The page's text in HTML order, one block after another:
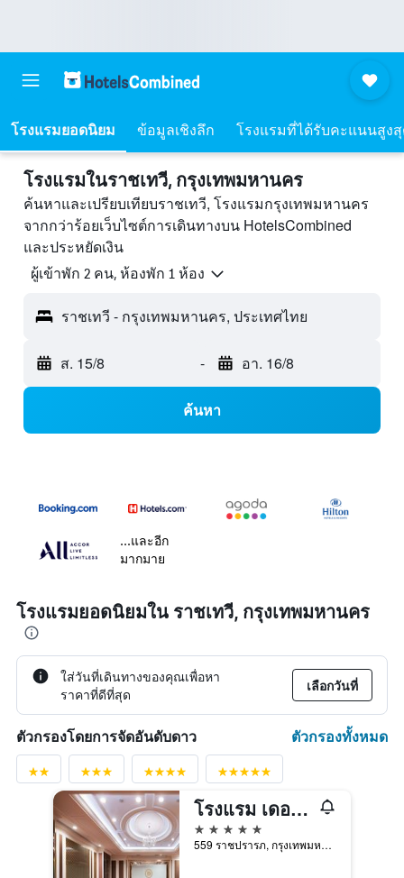
โรงแรมยอดนิยม ข้อมูลเชิงลึก โรงแรมที่ได้รับคะแนนสูง
โรงแรมในราชเทวี, กรุงเทพมหานคร
ค้นหาและเปรียบเทียบราชเทวี, โรงแรมกรุงเทพมหานคร
จากกว่าร้อยเว็บไซต์การเดินทางบน HotelsCombined
และประหยัดเงิน
ผู้เข้าพัก 2 คน, ห้องพัก 1 ห้อง
ราชเทวี - กรุงเทพมหานคร, ประเทศไทย
ส. 15/8 - อา. 16/8
ค้นหา
...และอีก
มากมาย
โรงแรมยอดนิยมใน ราชเทวี, กรุงเทพมหานคร
ใส่วันที่เดินทางของคุณเพื่อหา
ราคาที่ดีที่สุด
เลือกวันที่
ตัวกรองโดยการจัดอันดับดาว ตัวกรองทั้งหมด
โรงแรม เดอะ เบอร์เคลีย์ โฮเต็ล ประตูน้ำ
5 ดาว
559 ราชปรารภ, กรุงเทพมหานคร, ประเทศไทย